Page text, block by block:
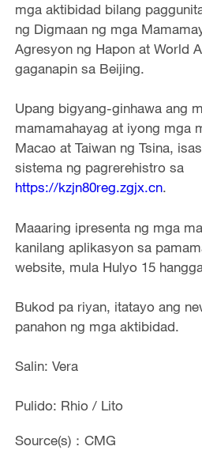
mga aktibidad bilang
ng Digmaan ng mga
Agresyon ng Hapon at World
gaganapin sa Beijing.
Upang bigyang-ginhawa ang
mamamahayag at iyong mga
Macao at Taiwan ng Tsina,
sistema ng pagrerehistro sa
https://kzjn80reg.zgjx.cn.
Maaaring ipresenta ng mga
kanilang aplikasyon sa
website, mula Hulyo 15
Bukod pa riyan, itatayo ang
panahon ng mga aktibidad.
Salin: Vera
Pulido: Rhio / Lito
Source(s)：CMG